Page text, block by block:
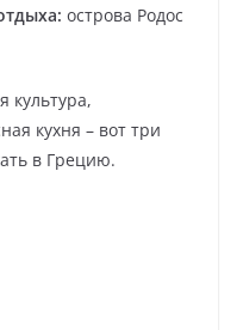
острова Родос
культура,
кухня – вот три
в Грецию.